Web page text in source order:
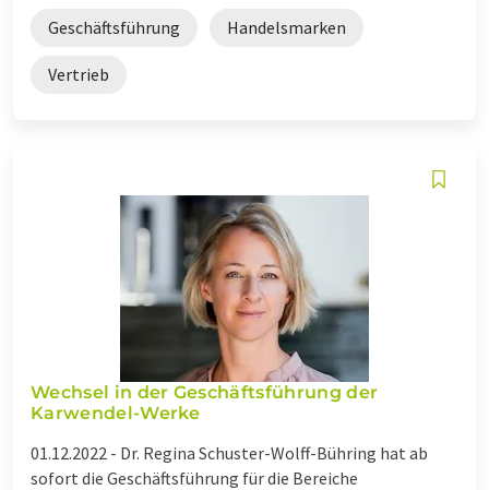
Geschäftsführung Handelsmarken
Vertrieb
Wechsel in der Geschäftsführung der
Karwendel-Werke
01.12.2022 - Dr. Regina Schuster-Wolff-Bühring hat ab
sofort die Geschäftsführung für die Bereiche